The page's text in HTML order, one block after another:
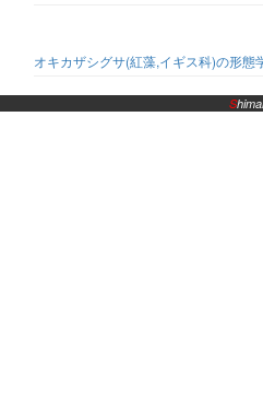
オキカザシグサ(紅藻,イギス科)の形態
S